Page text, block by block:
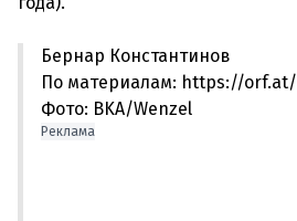
Бернар Константинов
По материалам: https://orf.at/
Фото: BKA/Wenzel
Реклама